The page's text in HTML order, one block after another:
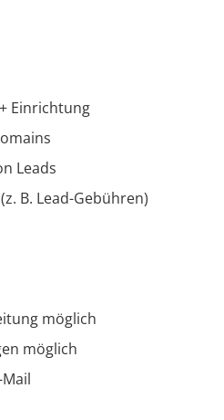
Einrichtung
Leads
B. Lead-Gebühren)
möglich
möglich